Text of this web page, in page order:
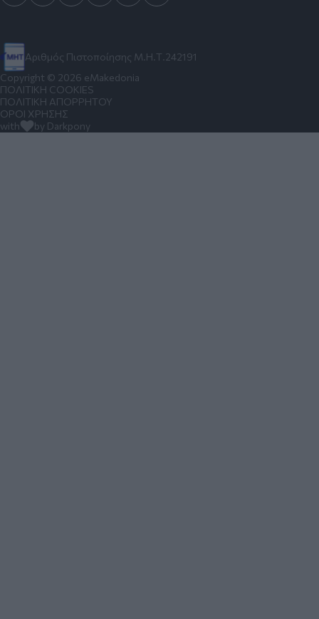
Αριθμός Πιστοποίησης Μ.Η.Τ.242191
Copyright © 2026 eMakedonia
ΠΟΛΙΤΙΚΗ COOKIES
ΠΟΛΙΤΙΚΗ ΑΠΟΡΡΗΤΟΥ
ΟΡΟΙ ΧΡΗΣΗΣ
with
by Darkpony